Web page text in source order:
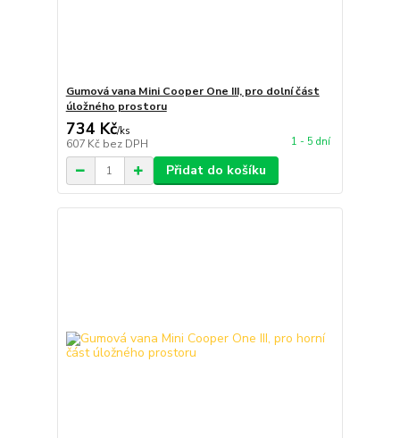
Gumová vana Mini Cooper One III, pro dolní část
úložného prostoru
734 Kč/ks
607 Kč bez DPH 1 - 5 dní
Přidat do košíku